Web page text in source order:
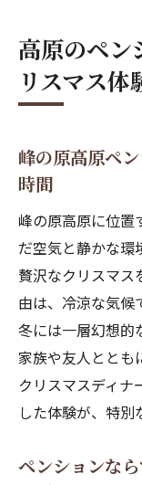
ペンシ
ひととき
家族や
アウトドア
ン
ペンシ
し体験
最大5名
高地な
ナ時間
喫しよう
高原のペン
リスマス体
峰の原高原ペ
時間
峰の原高原に位
だ空気と静かな環
贅沢なクリスマス
由は、冷涼な気候
冬には一層幻想的
家族や友人ととも
クリスマスディナ
した体験が、特別
ペンションな